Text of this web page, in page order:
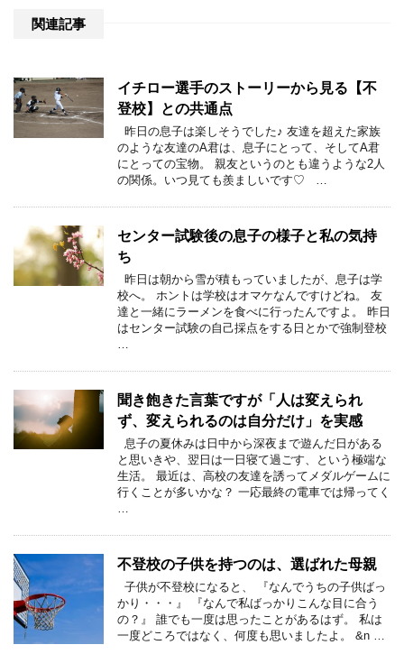
関連記事
イチロー選手のストーリーから見る【不
登校】との共通点
昨日の息子は楽しそうでした♪ 友達を超えた家族
のような友達のA君は、息子にとって、そしてA君
にとっての宝物。 親友というのとも違うような2人
の関係。いつ見ても羨ましいです♡ …
センター試験後の息子の様子と私の気持
ち
昨日は朝から雪が積もっていましたが、息子は学
校へ。 ホントは学校はオマケなんですけどね。 友
達と一緒にラーメンを食べに行ったんですよ。 昨日
はセンター試験の自己採点をする日とかで強制登校
…
聞き飽きた言葉ですが「人は変えられ
ず、変えられるのは自分だけ」を実感
息子の夏休みは日中から深夜まで遊んだ日がある
と思いきや、翌日は一日寝て過ごす、という極端な
生活。 最近は、高校の友達を誘ってメダルゲームに
行くことが多いかな？ 一応最終の電車では帰ってく
…
不登校の子供を持つのは、選ばれた母親
子供が不登校になると、 『なんでうちの子供ばっ
かり・・・』 『なんで私ばっかりこんな目に合う
の？』 誰でも一度は思ったことがあるはず。 私は
一度どころではなく、何度も思いましたよ。 &n …